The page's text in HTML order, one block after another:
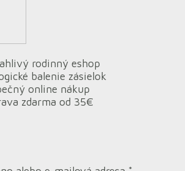
rodinný eshop
balenie zásielok
online nákup
zdarma od 35€